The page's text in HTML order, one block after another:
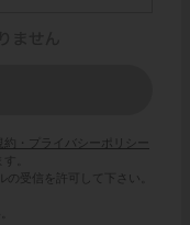
約・プライバシーポリシー
。
の受信を許可して下さい。